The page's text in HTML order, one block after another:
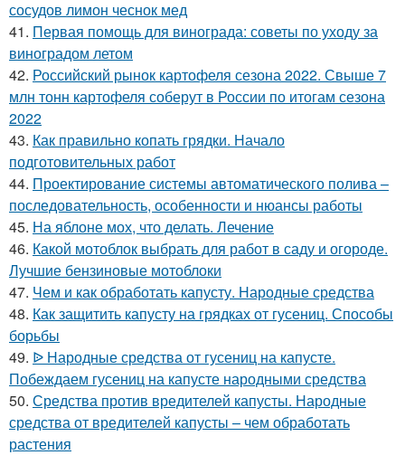
сосудов лимон чеснок мед
41. Первая помощь для винограда: советы по уходу за
виноградом летом
42. Российский рынок картофеля сезона 2022. Свыше 7
млн тонн картофеля соберут в России по итогам сезона
2022
43. Как правильно копать грядки. Начало
подготовительных работ
44. Проектирование системы автоматического полива –
последовательность, особенности и нюансы работы
45. На яблоне мох, что делать. Лечение
46. Какой мотоблок выбрать для работ в саду и огороде.
Лучшие бензиновые мотоблоки
47. Чем и как обработать капусту. Народные средства
48. Как защитить капусту на грядках от гусениц. Способы
борьбы
49. ᐉ Народные средства от гусениц на капусте.
Побеждаем гусениц на капусте народными средства
50. Средства против вредителей капусты. Народные
средства от вредителей капусты – чем обработать
растения